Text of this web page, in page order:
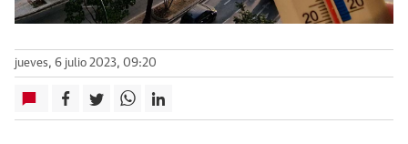
jueves, 6 julio 2023, 09:20